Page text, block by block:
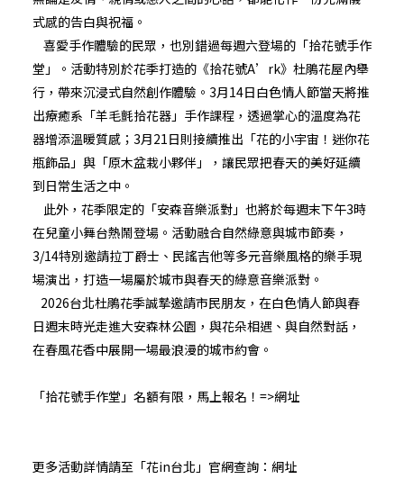
式感的告白與祝福。
喜愛手作體驗的民眾，也別錯過每週六登場的「拾花號手作
堂」。活動特別於花季打造的《拾花號A’rk》杜鵑花屋內舉
行，帶來沉浸式自然創作體驗。3月14日白色情人節當天將推
出療癒系「羊毛氈拾花器」手作課程，透過掌心的溫度為花
器增添溫暖質感；3月21日則接續推出「花的小宇宙！迷你花
瓶飾品」與「原木盆栽小夥伴」，讓民眾把春天的美好延續
到日常生活之中。
此外，花季限定的「安森音樂派對」也將於每週末下午3時
在兒童小舞台熱鬧登場。活動融合自然綠意與城市節奏，
3/14特別邀請拉丁爵士、民謠吉他等多元音樂風格的樂手現
場演出，打造一場屬於城市與春天的綠意音樂派對。
2026台北杜鵑花季誠摯邀請市民朋友，在白色情人節與春
日週末時光走進大安森林公園，與花朵相遇、與自然對話，
在春風花香中展開一場最浪漫的城市約會。
「拾花號手作堂」名額有限，馬上報名！=>網址
更多活動詳情請至「花in台北」官網查詢： 網址